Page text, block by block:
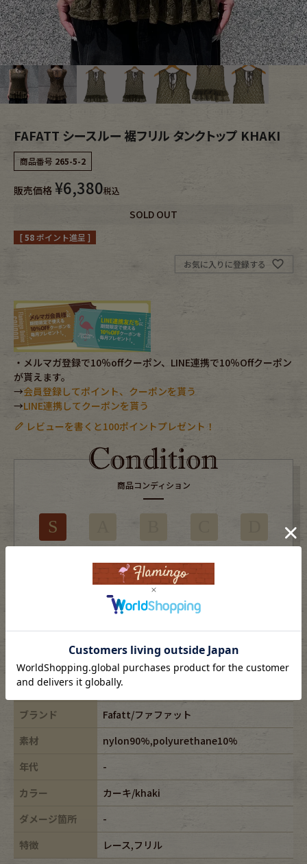
メンズ商品カテゴリーから探す
Tops
Bottoms Fafatt
レディース商品カテゴリーから探す
Tops
Fafatt
Eye Wear
Bag Stall・Scarf
Accessory Shoes
Belt antique goods
vintage bicycle
FAFATT シースルー 裾フリル タンクトップ KHAKI
商品番号 265-5-2
販売価格 ¥6,380税込
SOLD OUT
[58ポイント進呈 ]
お気に入りに登録する
・メルマガ登録で10％offクーポン、LINE連携で10％Offクーポン
が貰えます。
→会員登録してポイント、クーポンを貰う
→LINE連携してクーポンを貰う
レビューを書くと100ポイントプレゼント！
商品コンディション
S
※USEDですので使用感などございますが、まだまだご愛用していただけます。
古着という事をご理解の上ご注文よろしくお願いします。
※全体に色あせがございます。
※古着は洗濯、検品などのケアを行っております。
表記サイズ
-
ブランド
Fafatt/ファファット
素材
nylon90%,polyurethane10%
年代
-
カラー
カーキ/khaki
ダメージ箇所
-
特徴
レース,フリル